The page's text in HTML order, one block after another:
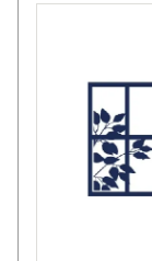
部分的なリフ